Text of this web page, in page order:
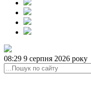
08:29 9 серпня 2026 року